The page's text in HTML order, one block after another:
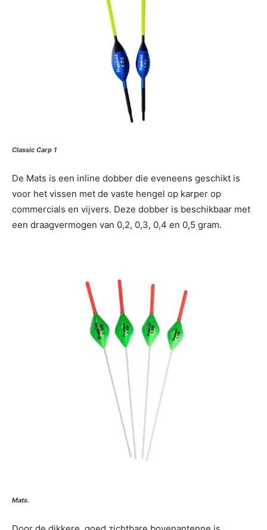
Classic Carp 1
De Mats is een inline dobber die eveneens geschikt is
voor het vissen met de vaste hengel op karper op
commercials en vijvers. Deze dobber is beschikbaar met
een draagvermogen van 0,2, 0,3, 0,4 en 0,5 gram.
Mats.